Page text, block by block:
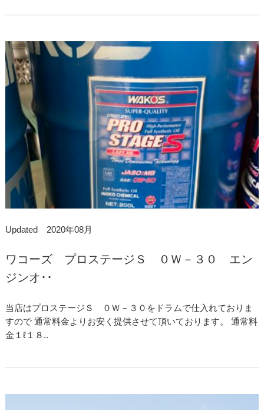
Updated 2020年08月
ワコーズ プロステージＳ ０Ｗ－３０ エン
ジンオ･･
当店はプロステージＳ ０Ｗ－３０をドラムで仕入れておりま
すので 通常料金よりお安く提供させて頂いております。 通常料
金１ℓ１８..